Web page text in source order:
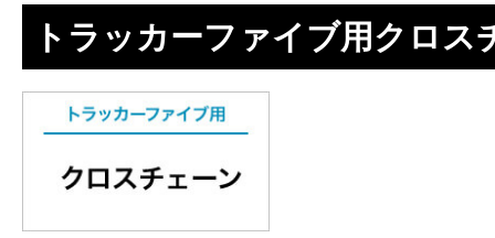
トラッカーファイブ用クロス